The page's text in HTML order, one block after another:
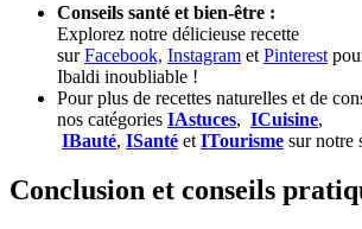
Conseils santé et bien-être :
Explorez notre délicieuse recette
surFacebook, Instagram et Pinterest
Ibaldi inoubliable !
Pour plus de recettes naturelles et de
nos catégories IAstuces, ICuisine,
IBauté, ISanté et ITourisme sur notre
Conclusion et conseils